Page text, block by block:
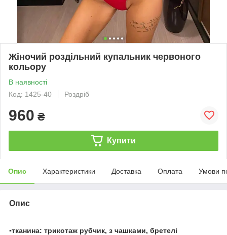
Жіночий роздільний купальник червоного
кольору
В наявності
Код: 1425-40
Роздріб
960 ₴
Купити
Опис Характеристики Доставка Оплата Умови
Опис
▪️тканина: трикотаж рубчик, з чашками, бретелі